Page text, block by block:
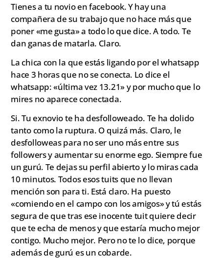
Tienes a tu novio en facebook. Y hay una
compañera de su trabajo que no hace más que
poner «me gusta» a todo lo que dice. A todo. Te
dan ganas de matarla. Claro.
La chica con la que estás ligando por el whatsapp
hace 3 horas que no se conecta. Lo dice el
whatsapp: «última vez 13.21» y por mucho que lo
mires no aparece conectada.
Si. Tu exnovio te ha desfolloweado. Te ha dolido
tanto como la ruptura. O quizá más. Claro, le
desfolloweas para no ser uno más entre sus
followers y aumentar su enorme ego. Siempre fue
un gurú. Te dejas su perfil abierto y lo miras cada
10 minutos. Todos esos tuits que no llevan
mención son para ti. Está claro. Ha puesto
«comiendo en el campo con los amigos» y tú estás
segura de que tras ese inocente tuit quiere decir
que te echa de menos y que estaría mucho mejor
contigo. Mucho mejor. Pero no te lo dice, porque
además de gurú es un cobarde.